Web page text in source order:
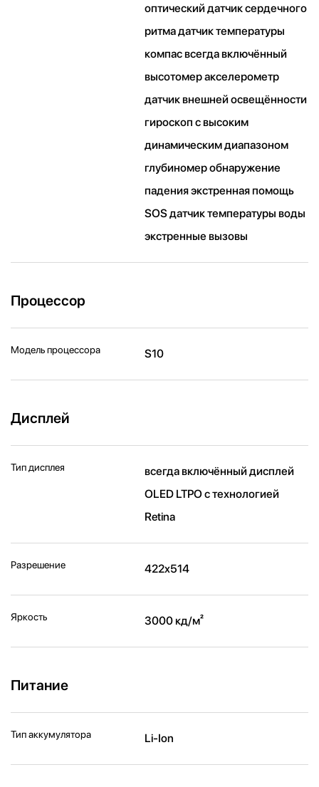
оптический датчик сердечного
ритма датчик температуры
компас всегда включённый
высотомер акселерометр
датчик внешней освещённости
гироскоп с высоким
динамическим диапазоном
глубиномер обнаружение
падения экстренная помощь
SOS датчик температуры воды
экстренные вызовы
Процессор
Модель процессора S10
Дисплей
Тип дисплея
всегда включённый дисплей
OLED LTPO с технологией
Retina
Разрешение 422x514
Яркость 3000 кд/ м²
Питание
Тип аккумулятора Li-Ion